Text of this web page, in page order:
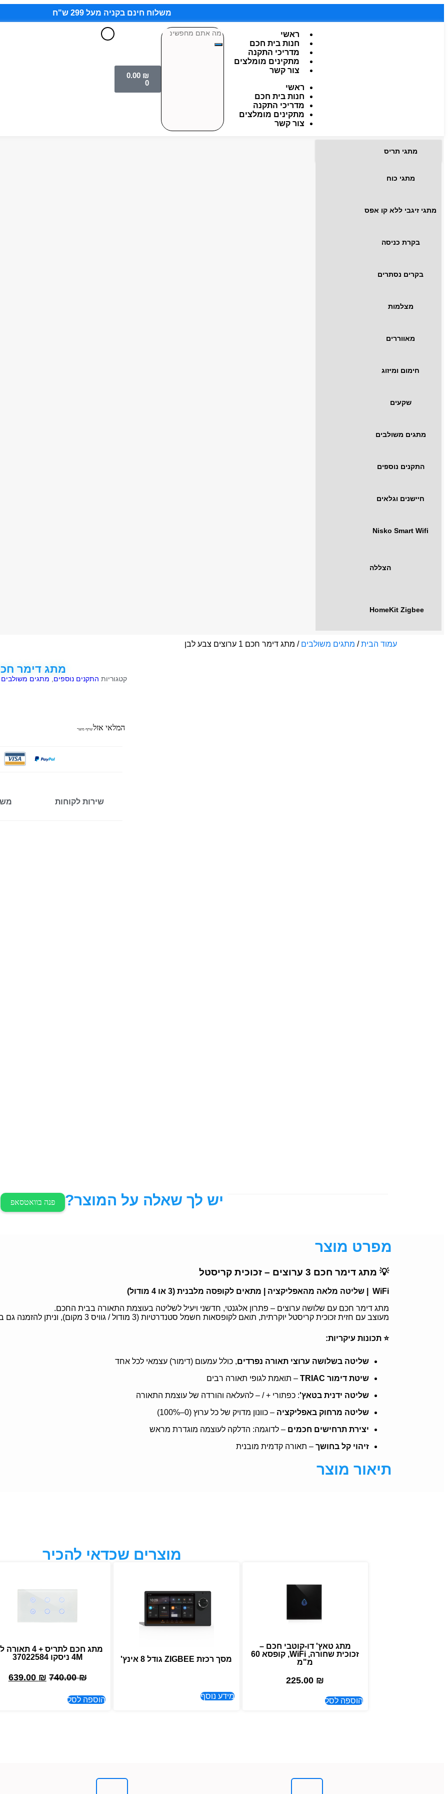
משלוח חינם בקניה מעל 299 ש"ח
ראשי
חנות בית חכם
מדריכי התקנה
מתקינים מומלצים
צור קשר
ראשי
חנות בית חכם
מדריכי התקנה
מתקינים מומלצים
צור קשר
0.00 ₪
0
מתגי תריס
מתגי כוח
מתגי זיגבי ללא קו אפס
בקרת כניסה
בקרים נסתרים
מצלמות
מאווררים
חימום ומיזוג
שקעים
מתגים משולבים
התקנים נוספים
חיישנים וגלאים
Nisko Smart Wifi
הצללה
HomeKit Zigbee
עמוד הבית/ מתגים משולבים / מתג דימר חכם 1 ערוצים צבע לבן
מתג דימר חכם 1 ערוצים
קטגוריות התקנים נוספים מתגים משולבים
המלאי אזלשתף מוצר
שירות לקוחות
יש לך שאלה על המוצר? פנה בוואטסאפ
מפרט מוצר
💡 מתג דימר חכם 3 ערוצים – זכוכית קריסטל
WiFi | שליטה מלאה מהאפליקציה | מתאים לקופסה מלבנית (3 או 4 מודול)
מתג דימר חכם עם שלושה ערוצים – פתרון אלגנטי, חדשני ויעיל לשליטה בעוצמת התאורה בבית החכם.
מעוצב עם חזית זכוכית קריסטל יוקרתית, תואם לקופסאות חשמל סטנדרטיות (3 מודול / גוויס 3 מקום), וניתן להזמנה גם בגרסה מותאמת ל־4 מודול.
⭐ תכונות עיקריות:
שליטה בשלושה ערוצי תאורה נפרדים, כולל עמעום (דימור) עצמאי לכל אחד
שיטת דימור TRIAC
– תואמת לגופי תאורה רבים
שליטה ידנית בטאץ': כפתורי + / – להעלאה והורדה של עוצמת התאורה
שליטה מרחוק באפליקציה – כוונון מדויק של כל ערוץ (0–100%)
יצירת תרחישים חכמים – לדוגמה: הדלקה לעוצמה מוגדרת מראש
זיהוי קל בחושך – תאורה קדמית מובנית
תיאור מוצר
מוצרים שכדאי להכיר
מתג טאץ' דו-קוטבי חכם –
זכוכית שחורה, WiFi, קופסא 60
מ"מ
225.00 ₪
הוספה לסל
מסך רכזת ZIGBEE גודל 8 אינץ'
מידע נוסף
מתג חכם לתריס + 4
4M ניסקו 37022584
740.00₪
639.00 ₪
הוספה לסל